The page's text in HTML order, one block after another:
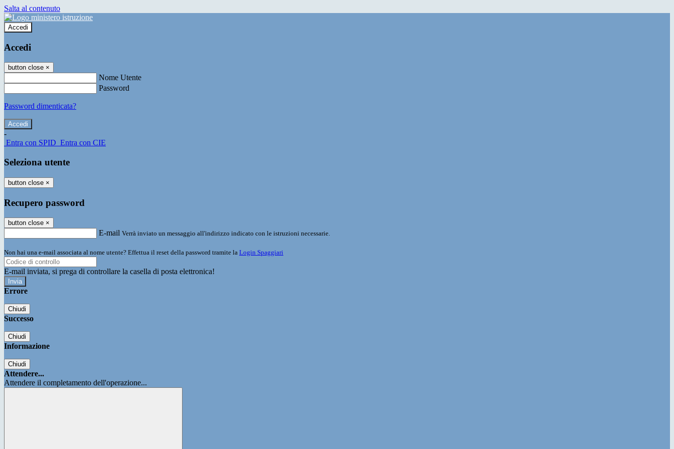
Salta al contenuto
Accedi
Accedi
button close ×
Nome Utente
Password
Password dimenticata?
-
Entra con SPID Entra con CIE
Seleziona utente
button close ×
Recupero password
button close ×
E-mail Verrà inviato un messaggio all'indirizzo indicato con le istruzioni necessarie.
Non hai una e-mail associata al nome utente? Effettua il reset della password tramite la Login Spaggiari
E-mail inviata, si prega di controllare la casella di posta elettronica!
Errore
Chiudi
Successo
Chiudi
Informazione
Chiudi
Attendere...
Attendere il completamento dell'operazione...